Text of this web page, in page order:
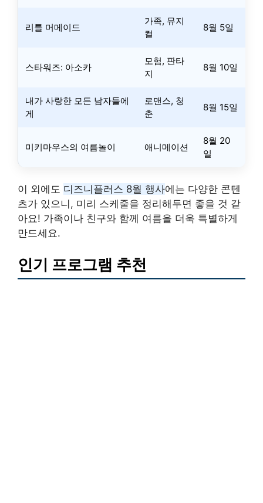
리틀 머메이드
가족, 뮤지
컬
8월 5일
스타워즈: 아소카
모험, 판타
지
8월 10일
내가 사랑한 모든 남자들에
게
로맨스, 청
춘
8월 15일
미키마우스의 여름놀이 애니메이션
8월 20
일
이 외에도 디즈니플러스 8월 행사에는 다양한 콘텐
츠가 있으니, 미리 스케줄을 정리해두면 좋을 것 같
아요! 가족이나 친구와 함께 여름을 더욱 특별하게
만드세요.
인기 프로그램 추천